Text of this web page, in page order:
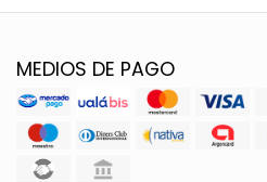
MEDIOS DE PAGO